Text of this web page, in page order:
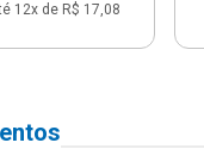
12x de R$ 17,08